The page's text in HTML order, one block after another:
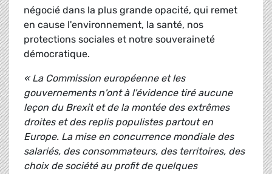
négocié dans la plus grande opacité, qui remet
en cause l'environnement, la santé, nos
protections sociales et notre souveraineté
démocratique.
« La Commission européenne et les
gouvernements n'ont à l'évidence tiré aucune
leçon du Brexit et de la montée des extrêmes
droites et des replis populistes partout en
Europe. La mise en concurrence mondiale des
salariés, des consommateurs, des territoires, des
choix de société au profit de quelques